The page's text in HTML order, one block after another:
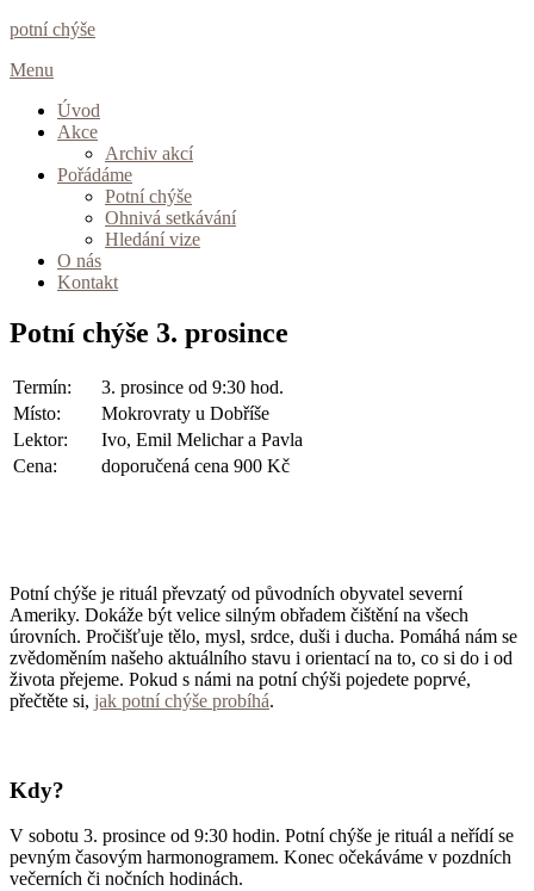
Přeskočit
obsah
potní chýše
Menu
Úvod
Akce
Archiv akcí
Pořádáme
Potní chýše
Ohnivá setkávání
Hledání vize
O nás
Kontakt
Potní chýše 3. prosince
Termín:
3. prosince od 9:30 hod.
Místo:
Mokrovraty u Dobříše
Lektor:
Ivo, Emil Melichar a Pavla
Cena:
doporučená cena 900 Kč
Potní chýše je rituál převzatý od původních obyvatel severní
Ameriky. Dokáže být velice silným obřadem čištění na všech
úrovních. Pročišťuje tělo, mysl, srdce, duši i ducha. Pomáhá nám se
zvědoměním našeho aktuálního stavu i orientací na to, co si do i od
života přejeme. Pokud s námi na potní chýši pojedete poprvé,
přečtěte si, jak potní chýše probíhá.
Kdy?
V sobotu 3. prosince od 9:30 hodin. Potní chýše je rituál a neřídí se
pevným časovým harmonogramem. Konec očekáváme v pozdních
večerních či nočních hodinách.